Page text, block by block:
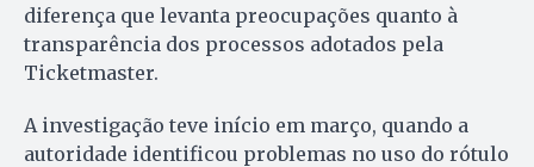
diferença que levanta preocupações quanto à
transparência dos processos adotados pela
Ticketmaster.
A investigação teve início em março, quando a
autoridade identificou problemas no uso do rótulo